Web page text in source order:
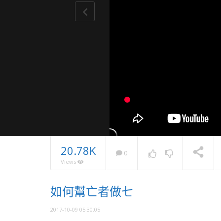
NOW PLAYING
20.78K
Views
0
如何幫亡者做七
2017-10-09 05:30:05